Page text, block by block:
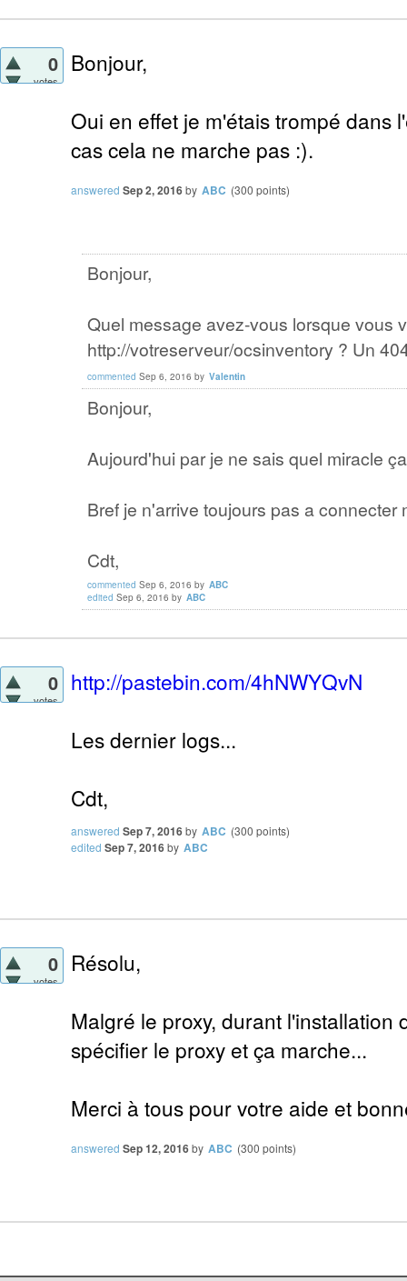
0
votes
Bonjour,
Oui en effet je m'étais trompé dans
cas cela ne marche pas :).
answered Sep 2, 2016by ABC (300 points)
Bonjour,
Quel message avez-vous lorsque vous
http://votreserveur/ocsinventory ? Un
commented Sep 6, 2016 by Valentin
Bonjour,
Aujourd'hui par je ne sais quel miracle
Bref je n'arrive toujours pas a
Cdt,
commented Sep 6, 2016 by ABC
edited Sep 6, 2016 by ABC
0
votes
http://pastebin.com/4hNWYQvN
Les dernier logs...
Cdt,
answered Sep 7, 2016by ABC (300 points)
edited Sep 7, 2016by ABC
0
votes
Résolu,
Malgré le proxy, durant l'installation
spécifier le proxy et ça marche...
Merci à tous pour votre aide et
answered Sep 12, 2016by ABC (300 points)